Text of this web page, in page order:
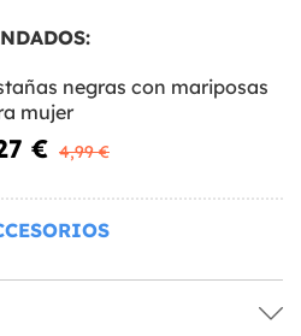
negras con mariposas
mujer
€ 4,99 €